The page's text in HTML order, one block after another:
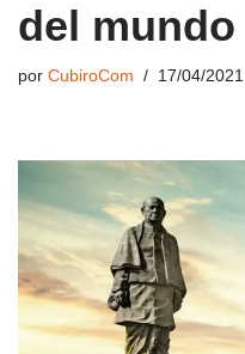
del mundo
por CubiroCom 17/04/2021